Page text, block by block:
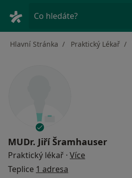
Co hledáte?
Hlavní Stránka Praktický Lékař
MUDr. Jiří Šramhauser
Praktický lékař · Více
Teplice 1 adresa